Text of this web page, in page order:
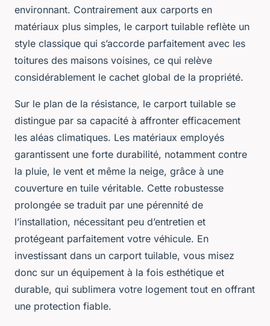
environnant. Contrairement aux carports en
matériaux plus simples, le carport tuilable reflète un
style classique qui s’accorde parfaitement avec les
toitures des maisons voisines, ce qui relève
considérablement le cachet global de la propriété.
Sur le plan de la résistance, le carport tuilable se
distingue par sa capacité à affronter efficacement
les aléas climatiques. Les matériaux employés
garantissent une forte durabilité, notamment contre
la pluie, le vent et même la neige, grâce à une
couverture en tuile véritable. Cette robustesse
prolongée se traduit par une pérennité de
l’installation, nécessitant peu d’entretien et
protégeant parfaitement votre véhicule. En
investissant dans un carport tuilable, vous misez
donc sur un équipement à la fois esthétique et
durable, qui sublimera votre logement tout en offrant
une protection fiable.